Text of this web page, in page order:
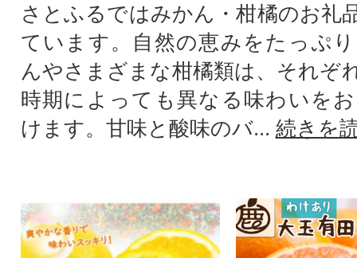
さとふるではみかん・柑橘のお礼
ています。自然の恵みをたっぷ
んやさまざまな柑橘類は、それぞ
時期によっても異なる味わいを
けます。甘味と酸味のバ... 続きを